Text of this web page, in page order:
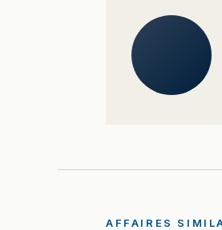
AFFAIRES